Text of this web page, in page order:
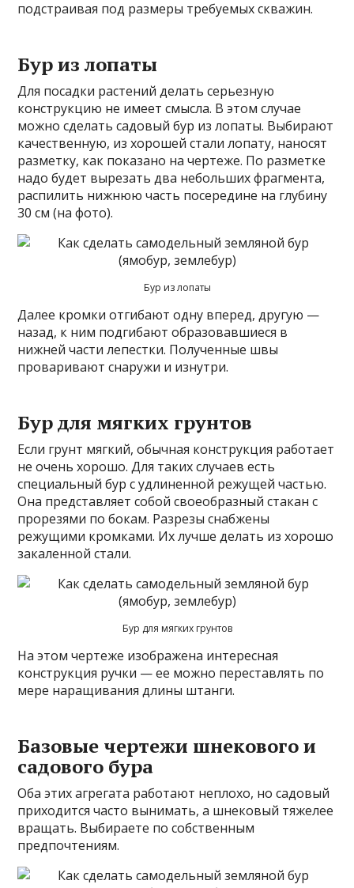
подстраивая под размеры требуемых скважин.
Бур из лопаты
Для посадки растений делать серьезную
конструкцию не имеет смысла. В этом случае
можно сделать садовый бур из лопаты. Выбирают
качественную, из хорошей стали лопату, наносят
разметку, как показано на чертеже. По разметке
надо будет вырезать два небольших фрагмента,
распилить нижнюю часть посередине на глубину
30 см (на фото).
Бур из лопаты
Далее кромки отгибают одну вперед, другую —
назад, к ним подгибают образовавшиеся в
нижней части лепестки. Полученные швы
проваривают снаружи и изнутри.
Бур для мягких грунтов
Если грунт мягкий, обычная конструкция работает
не очень хорошо. Для таких случаев есть
специальный бур с удлиненной режущей частью.
Она представляет собой своеобразный стакан с
прорезями по бокам. Разрезы снабжены
режущими кромками. Их лучше делать из хорошо
закаленной стали.
Бур для мягких грунтов
На этом чертеже изображена интересная
конструкция ручки — ее можно переставлять по
мере наращивания длины штанги.
Базовые чертежи шнекового и
садового бура
Оба этих агрегата работают неплохо, но садовый
приходится часто вынимать, а шнековый тяжелее
вращать. Выбираете по собственным
предпочтениям.